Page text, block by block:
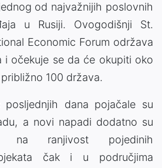
od najvažnijih poslovnih
u Rusiji. Ovogodišnji St.
Economic Forum održava
i očekuje se da će okupiti oko
100 država.
posljednjih dana pojačale su
a novi napadi dodatno su
na ranjivost pojedinih
čak i u područjima